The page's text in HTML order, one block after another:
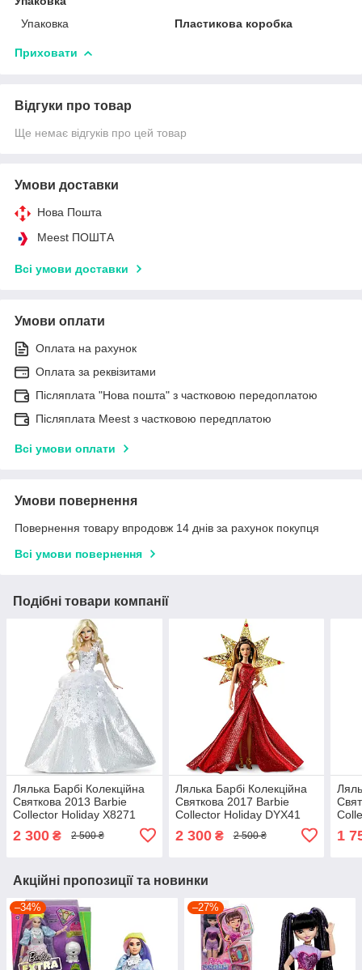
Упаковка
Пластикова коробка
Приховати
Відгуки про товар
Ще немає відгуків про цей товар
Умови доставки
Нова Пошта
Meest ПОШТА
Всі умови доставки
Умови оплати
Оплата на рахунок
Оплата за реквізитами
Післяплата "Нова пошта" з частковою передоплатою
Післяплата Meest з частковою передплатою
Всі умови оплати
Умови повернення
Повернення товару впродовж 14 днів за рахунок покупця
Всі умови повернення
Подібні товари компанії
Лялька Барбі Колекційна
Святкова 2013 Barbie
Collector Holiday X8271
2 300 ₴ 2 500 ₴
Лялька Барбі Колекційна
Святкова 2017 Barbie
Collector Holiday DYX41
2 300₴ 2 500 ₴ 1
Акційні пропозиції та новинки
–34% –27%